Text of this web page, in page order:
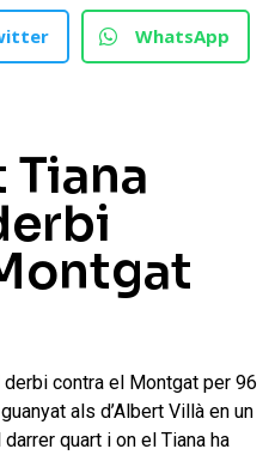
WhatsApp
Tiana
derbi contra el Montgat per 96
als d’Albert Villà en un
quart i on el Tiana ha